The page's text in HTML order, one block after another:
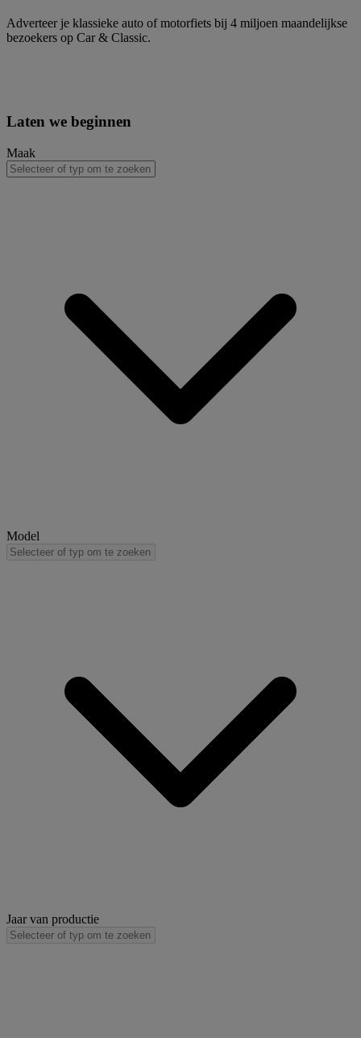
Adverteer je klassieke auto of motorfiets bij 4 miljoen maandelijkse
bezoekers op Car & Classic.
Laten we beginnen
Maak
Model
Jaar van productie